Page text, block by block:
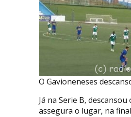
O Gavioneneses
Já na Serie B,
assegura o lugar, na